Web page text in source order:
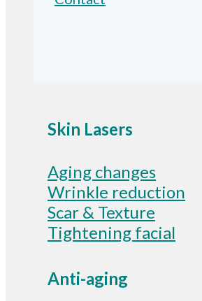
Skin Lasers
Aging changes
Wrinkle reduction
Scar & Texture
Tightening facial
Anti-aging